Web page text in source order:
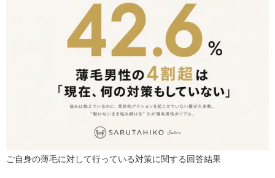
ご自身の薄毛に対して行っている対策に関する回答結果